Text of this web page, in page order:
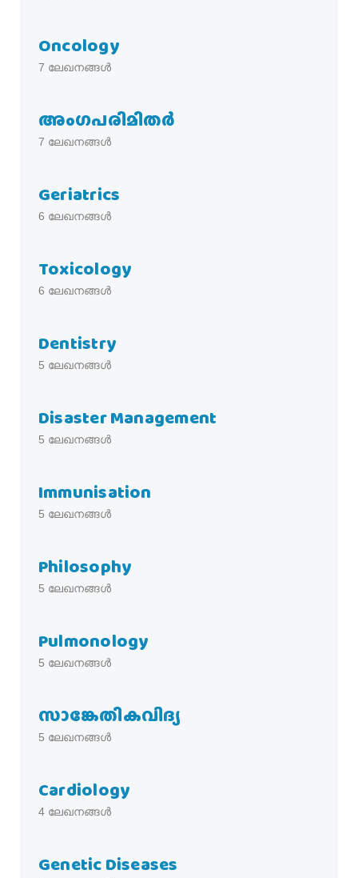
Oncology
7 ലേഖനങ്ങൾ
അംഗപരിമിതർ
7 ലേഖനങ്ങൾ
Geriatrics
6 ലേഖനങ്ങൾ
Toxicology
6 ലേഖനങ്ങൾ
Dentistry
5 ലേഖനങ്ങൾ
Disaster Management
5 ലേഖനങ്ങൾ
Immunisation
5 ലേഖനങ്ങൾ
Philosophy
5 ലേഖനങ്ങൾ
Pulmonology
5 ലേഖനങ്ങൾ
സാങ്കേതികവിദ്യ
5 ലേഖനങ്ങൾ
Cardiology
4 ലേഖനങ്ങൾ
Genetic Diseases